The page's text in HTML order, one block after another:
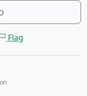
Flag